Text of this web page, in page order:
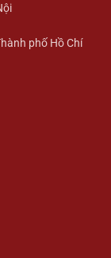
phố Hồ Chí